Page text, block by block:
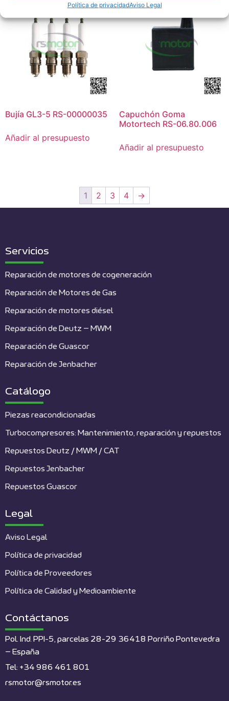
Política de privacidadAviso Legal
Bujía GL3-5 RS-00000035
Añadir al presupuesto
Capuchón Goma
Motortech RS-06.80.006
Añadir al presupuesto
1 2 3 4 →
Servicios
Reparación de motores de cogeneración
Reparación de Motores de Gas
Reparación de motores diésel
Reparación de Deutz – MWM
Reparación de Guascor
Reparación de Jenbacher
Catálogo
Piezas reacondicionadas
Turbocompresores: Mantenimiento, reparación y repuestos
Repuestos Deutz / MWM / CAT
Repuestos Jenbacher
Repuestos Guascor
Legal
Aviso Legal
Política de privacidad
Política de Proveedores
Política de Calidad y Medioambiente
Contáctanos
Pol. Ind. PPI-5, parcelas 28-29 36418 Porriño Pontevedra
– España
Tel: +34 986 461 801
rsmotor@rsmotor.es